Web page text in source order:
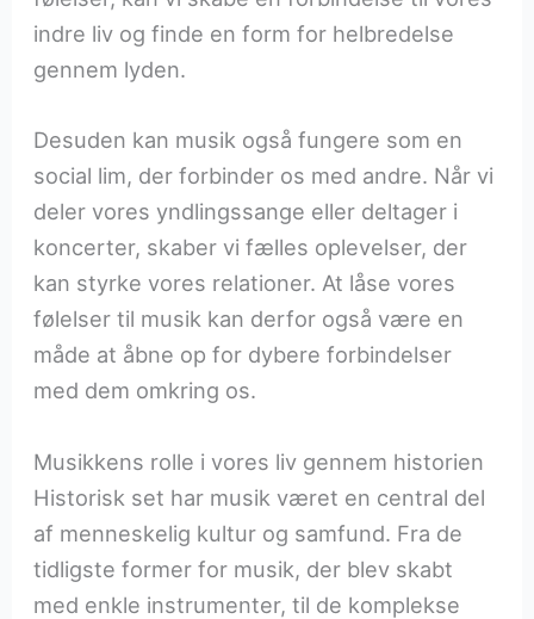
indre liv og finde en form for helbredelse
gennem lyden.
Desuden kan musik også fungere som en
social lim, der forbinder os med andre. Når vi
deler vores yndlingssange eller deltager i
koncerter, skaber vi fælles oplevelser, der
kan styrke vores relationer. At låse vores
følelser til musik kan derfor også være en
måde at åbne op for dybere forbindelser
med dem omkring os.
Musikkens rolle i vores liv gennem historien
Historisk set har musik været en central del
af menneskelig kultur og samfund. Fra de
tidligste former for musik, der blev skabt
med enkle instrumenter, til de komplekse